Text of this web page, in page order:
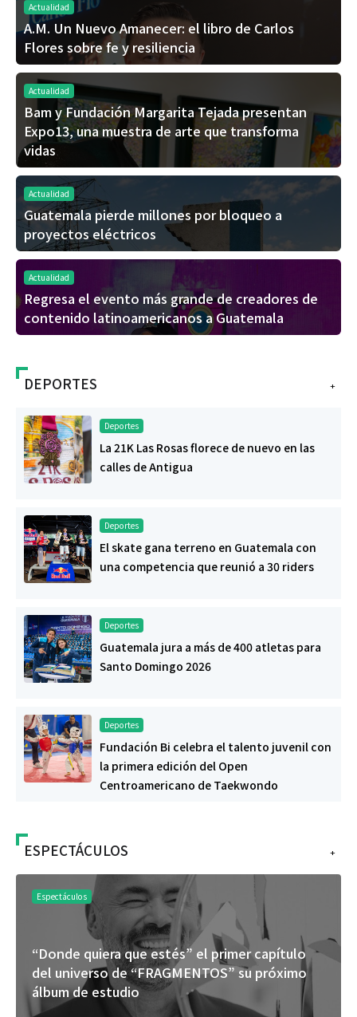
Actualidad
A.M. Un Nuevo Amanecer: el libro de Carlos
Flores sobre fe y resiliencia
Actualidad
Bam y Fundación Margarita Tejada presentan
Expo13, una muestra de arte que transforma
vidas
Actualidad
Guatemala pierde millones por bloqueo a
proyectos eléctricos
Actualidad
Regresa el evento más grande de creadores de
contenido latinoamericanos a Guatemala
+
DEPORTES
Deportes
La 21K Las Rosas florece de nuevo en las
calles de Antigua
Deportes
El skate gana terreno en Guatemala con
una competencia que reunió a 30 riders
Deportes
Guatemala jura a más de 400 atletas para
Santo Domingo 2026
Deportes
Fundación Bi celebra el talento juvenil con
la primera edición del Open
Centroamericano de Taekwondo
+
ESPECTÁCULOS
Espectáculos
“Donde quiera que estés” el primer capítulo
del universo de “FRAGMENTOS” su próximo
álbum de estudio